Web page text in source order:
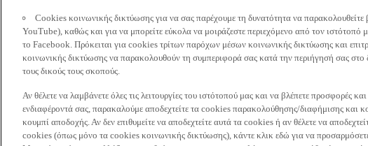
Cookies κοινωνικής δικτύωσης για να σας παρέχουμε τη δυνατότητα να
YouTube), καθώς και για να μπορείτε εύκολα να μοιράζεστε περιεχόμενο από τον
το Facebook. Πρόκειται για cookies τρίτων παρόχων μέσων κοινωνικής δικτύωσης και
κοινωνικής δικτύωσης να παρακολουθούν τη συμπεριφορά σας κατά την περιήγησή σας στο
τους δικούς τους σκοπούς.
Αν θέλετε να λαμβάνετε όλες τις λειτουργίες του ιστότοπού μας και να βλέπετε προσφορές
ενδιαφέροντά σας, παρακαλούμε αποδεχτείτε τα cookies παρακολούθησης/διαφήμισης και
κουμπί αποδοχής. Αν δεν επιθυμείτε να αποδεχτείτε αυτά τα cookies ή αν θέλετε να
cookies (όπως μόνο τα cookies κοινωνικής δικτύωσης), κάντε κλικ εδώ για να